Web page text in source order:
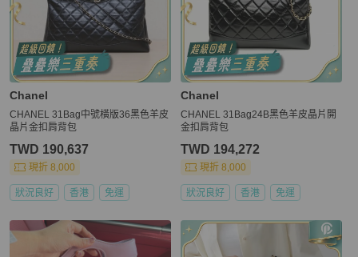
Chanel
CHANEL 31Bag中號橫版36黑色羊皮
晶片金扣肩背包
TWD 190,637
現折 8,000
狀況良好 香港 免運
Chanel
CHANEL 31Bag24B黑色羊皮晶片開
金扣肩背包
TWD 194,272
現折 8,000
狀況良好 香港 免運